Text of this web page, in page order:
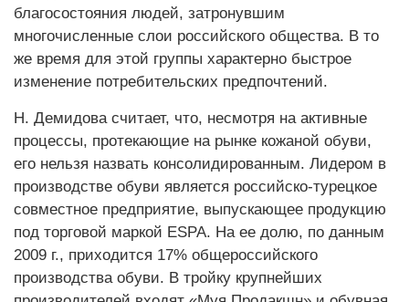
благосостояния людей, затронувшим
многочисленные слои российского общества. В то
же время для этой группы характерно быстрое
изменение потребительских предпочтений.
Н. Демидова считает, что, несмотря на активные
процессы, протекающие на рынке кожаной обуви,
его нельзя назвать консолидированным. Лидером в
производстве обуви является российско-турецкое
совместное предприятие, выпускающее продукцию
под торговой маркой ESPA. На ее долю, по данным
2009 г., приходится 17% общероссийского
производства обуви. В тройку крупнейших